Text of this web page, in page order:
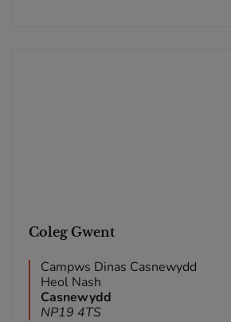
Coleg Gwent
Campws Dinas Casnewydd
Heol Nash
Casnewydd
NP19 4TS